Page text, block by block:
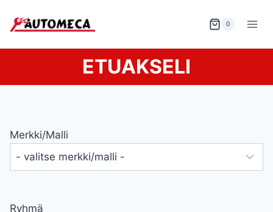
sisältöön
0
ETUAKSELI
Merkki/malli
Ryhmä